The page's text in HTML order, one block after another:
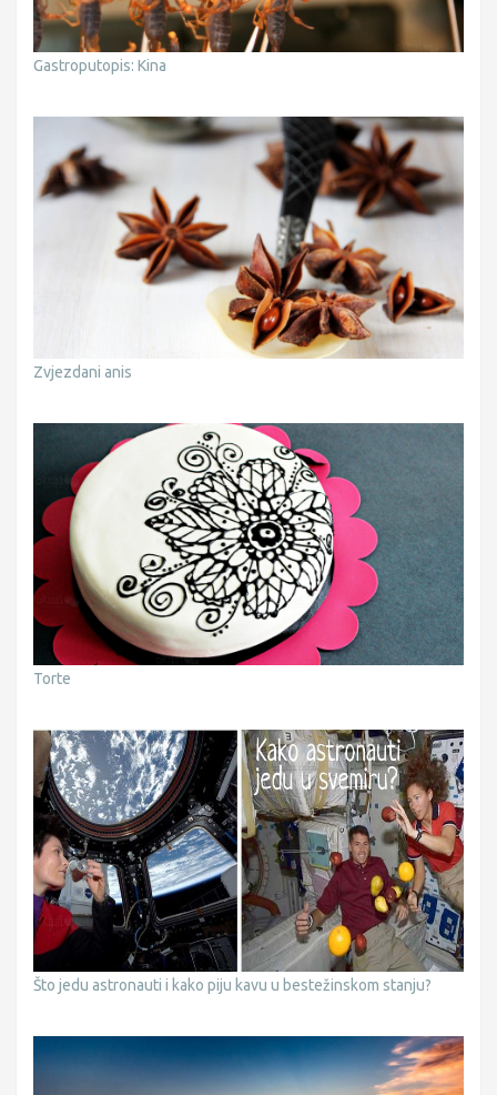
Gastroputopis: Kina
Zvjezdani anis
Torte
Što jedu astronauti i kako piju kavu u bestežinskom stanju?